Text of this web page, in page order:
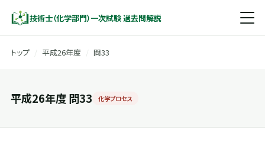
技術士（化学部門）一次試験 過去問解説
トップ 平成26年度 問33
平成26年度 問33 化学プロセス